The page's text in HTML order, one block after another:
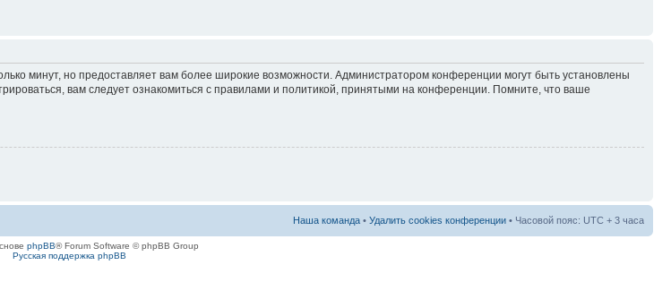
минут, но предоставляет вам более широкие возможности. Администратором конференции могут быть установлены
вам следует ознакомиться с правилами и политикой, принятыми на конференции. Помните, что ваше
Наша команда • Удалить cookies конференции • Часовой пояс: UTC + 3 часа
phpBB® Forum Software © phpBB Group
Русская поддержка phpBB